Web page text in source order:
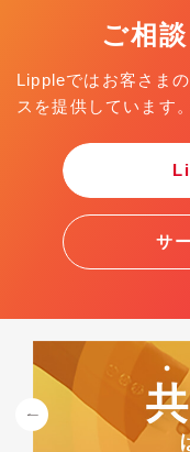
ご相
Lippleではお客さま
スを提供しています
サ